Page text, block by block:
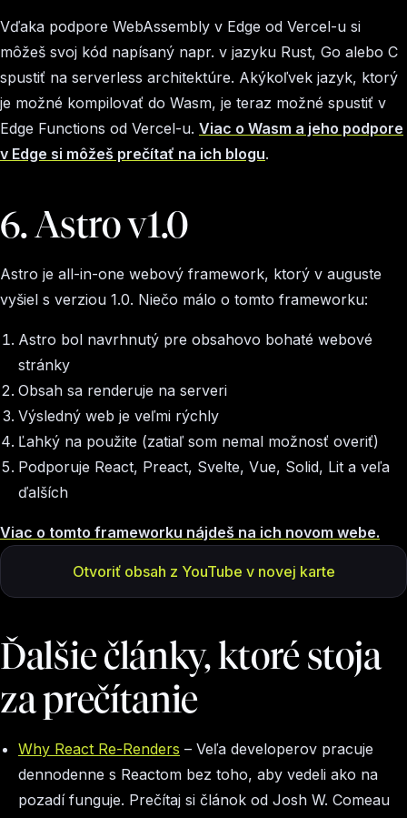
Vďaka podpore WebAssembly v Edge od Vercel-u si
môžeš svoj kód napísaný napr. v jazyku Rust, Go alebo C
spustiť na serverless architektúre. Akýkoľvek jazyk, ktorý
je možné kompilovať do Wasm, je teraz možné spustiť v
Edge Functions od Vercel-u. Viac o Wasm a jeho podpore
v Edge si môžeš prečítať na ich blogu.
6. Astro v1.0
Astro je all-in-one webový framework, ktorý v auguste
vyšiel s verziou 1.0. Niečo málo o tomto frameworku:
Astro bol navrhnutý pre obsahovo bohaté webové
stránky
Obsah sa renderuje na serveri
Výsledný web je veľmi rýchly
Ľahký na použite (zatiaľ som nemal možnosť overiť)
Podporuje React, Preact, Svelte, Vue, Solid, Lit a veľa
ďalších
Viac o tomto frameworku nájdeš na ich novom webe.
Otvoriť obsah z YouTube v novej karte
Ďalšie články, ktoré stoja
za prečítanie
Why React Re-Renders – Veľa developerov pracuje
dennodenne s Reactom bez toho, aby vedeli ako na
pozadí funguje. Prečítaj si článok od Josh W. Comeau